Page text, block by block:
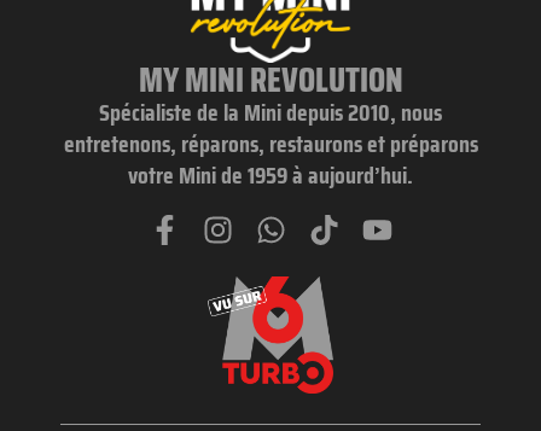
MY MINI REVOLUTION
Spécialiste de la Mini depuis 2010, nous
entretenons, réparons, restaurons et préparons
votre Mini de 1959 à aujourd’hui.